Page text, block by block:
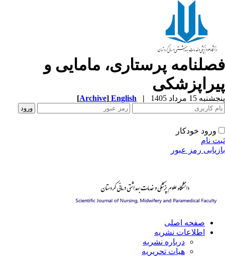
پرستاری، مامایی و
15 مرداد 1405 |
English
[Archive]
ورود خودکار
نام
رمز عبور
صفحه اصلی
اطلاعات نشریه
درباره نشریه
هیات تحریریه